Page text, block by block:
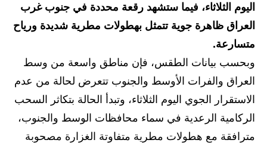
الاخبار الاقتصادية
المدارس
اخبار وقرارات وزارة التربية
نتائج الامتحانات
اليوم الثلاثاء، فيما ستشهد رقعة محددة في جنوب غرب
العراق ظاهرة جوية تتمثل بهطولات مطرية شديدة ورياح
متسارعة.
وبحسب بيانات الطقس، فإن مناطق واسعة من وسط
العراق والفرات الأوسط والجنوب تتعرض لحالة من عدم
الاستقرار الجوي اليوم الثلاثاء، وتبدأ الحالة بتكاثر السحب
الركامية الرعدية في سماء محافظات الوسط والجنوب،
مترافقة مع هطولات مطرية متفاوتة الغزارة مصحوبة